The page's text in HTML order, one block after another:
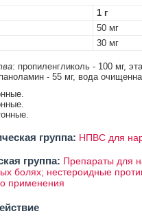
1 г
50 мг
30 мг
: пропиленгликоль - 100 мг,
- 55 мг, вода
группа: НПВС для
группа: Препараты для
болях; нестероидные
применения